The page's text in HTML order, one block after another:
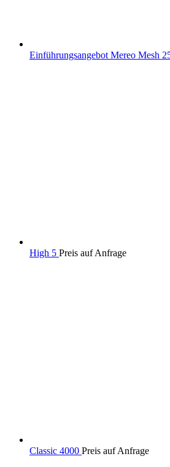
Einführungsangebot Mereo Mesh
High 5 Preis auf Anfrage
Classic 4000 Preis auf Anfrage